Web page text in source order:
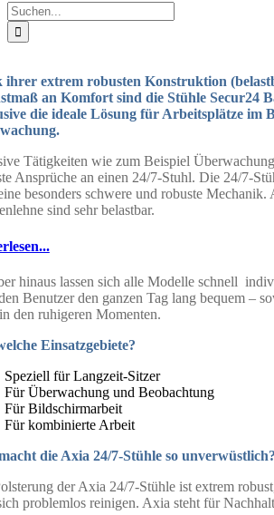
Suche
nach:
ihrer extrem robusten Konstruktion
an Komfort sind die Stühle Secur24
die ideale Lösung für Arbeitsplätze im
Tätigkeiten wie zum Beispiel
Ansprüche an einen 24/7-Stuhl. Die 24/7-
besonders schwere und robuste
sind sehr belastbar.
hinaus lassen sich alle Modelle schnell
Benutzer den ganzen Tag lang bequem –
den ruhigeren Momenten.
Einsatzgebiete?
Speziell für Langzeit-Sitzer
Für Überwachung und Beobachtung
Für Bildschirmarbeit
Für kombinierte Arbeit
die Axia 24/7-Stühle so unverwüstlich?
der Axia 24/7-Stühle ist extrem
problemlos reinigen. Axia steht für